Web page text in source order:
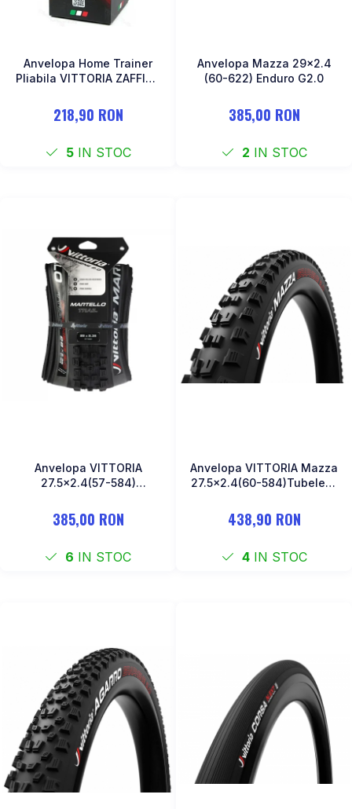
Anvelopa Home Trainer
Pliabila VITTORIA ZAFFIRO
218,90 RON
5IN STOC
Anvelopa Mazza 29x2.4
(60-622) Enduro G2.0
385,00 RON
2 IN STOC
Anvelopa VITTORIA
27.5x2.4(57-584)
385,00 RON
6 IN STOC
Anvelopa VITTORIA Mazza
27.5x2.4(60-584)Tubeless
438,90 RON
4IN STOC